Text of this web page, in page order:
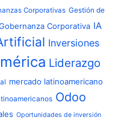
Corporativas Gestión de
Corporativa IA
Inversiones
Liderazgo
mercado latinoamericano
Odoo
Oportunidades de inversión